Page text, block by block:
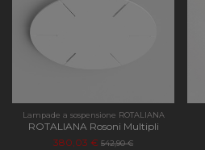
Lampade a sospensione ROTALIANA
ROTALIANA Rosoni Multipli
380,03 € 542,90 €